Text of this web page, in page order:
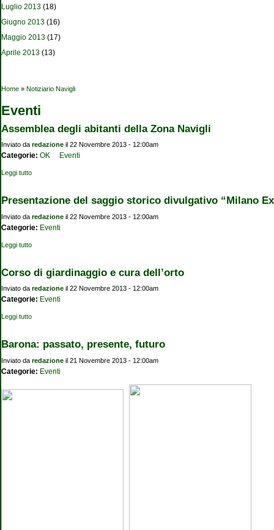
Luglio 2013 (18)
Giugno 2013 (16)
Maggio 2013 (17)
Aprile 2013 (13)
Tu sei qui
Home » Notiziario Navigli
Eventi
Assemblea degli abitanti della Zona Navigli
Inviato da redazione il 22 Novembre 2013 - 12:00am
Categorie: OK Eventi
Leggi tutto
Presentazione del saggio storico divulgativo “Milano
Inviato da redazione il 22 Novembre 2013 - 12:00am
Categorie: Eventi
Leggi tutto
Corso di giardinaggio e cura dell’orto
Inviato da redazione il 22 Novembre 2013 - 12:00am
Categorie: Eventi
Leggi tutto
Barona: passato, presente, futuro
Inviato da redazione il 21 Novembre 2013 - 12:00am
Categorie: Eventi